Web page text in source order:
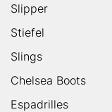
Slipper
Stiefel
Slings
Chelsea Boots
Espadrilles